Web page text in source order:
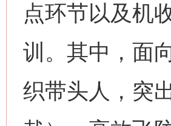
点环节以及机
训。其中，面
织带头人，突